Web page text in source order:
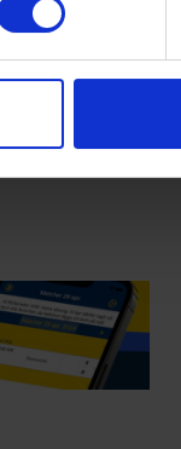
användarna,
och annan
Dessa kan i sin
när du har använt